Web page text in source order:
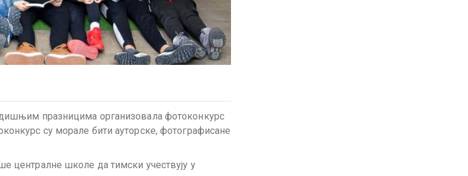
празницима организовала фотоконкурс
су морале бити ауторске, фотографисане
централне школе да тимски учествују у